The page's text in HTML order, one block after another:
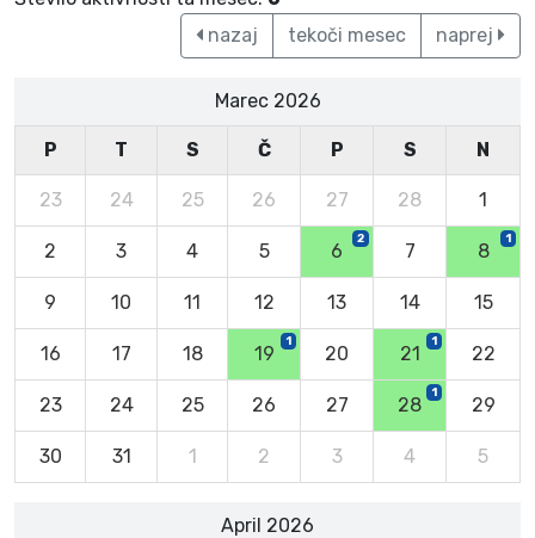
nazaj
tekoči mesec naprej
Marec 2026
P T S Č P S N
23 24 25 26 27 28 1
2 3 4 5 6
2
7 8
1
9 10 11 12 13 14 15
16 17 18 19
1
20 21
1
22
23 24 25 26 27 28
1
29
30 31 1 2 3 4 5
April 2026